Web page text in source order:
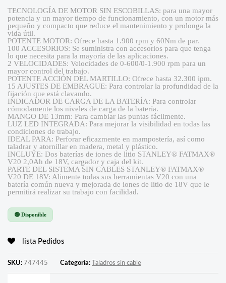
TECNOLOGÍA DE MOTOR SIN ESCOBILLAS: para una mayor
potencia y un mayor tiempo de funcionamiento, con un motor más
pequeño y compacto que reduce el mantenimiento y prolonga la
vida útil.
POTENTE MOTOR: Ofrece hasta 1.900 rpm y 60Nm de par.
100 ACCESORIOS: Se suministra con accesorios para que tenga
lo que necesita para la mayoría de las aplicaciones.
2 VELOCIDADES: Velocidades de 0-600/0-1.900 rpm para un
mayor control del trabajo.
POTENTE ACCIÓN DEL MARTILLO: Ofrece hasta 32.300 ipm.
15 AJUSTES DE EMBRAGUE: Para controlar la profundidad de la
fijación que está clavando.
INDICADOR DE CARGA DE LA BATERÍA: Para controlar
cómodamente los niveles de carga de la batería.
MANGO DE 13mm: Para cambiar las puntas fácilmente.
LUZ LED INTEGRADA: Para mejorar la visibilidad en todas las
condiciones de trabajo.
IDEAL PARA: Perforar eficazmente en mampostería, así como
taladrar y atornillar en madera, metal y plástico.
INCLUYE: Dos baterías de iones de litio STANLEY® FATMAX®
V20 2,0Ah de 18V, cargador y caja del kit.
PARTE DEL SISTEMA SIN CABLES STANLEY® FATMAX®
V20 DE 18V: Alimente todas sus herramientas V20 con una
batería común nueva y mejorada de iones de litio de 18V que le
permitirá realizar su trabajo con facilidad.
🟢 Disponible
lista Pedidos
SKU: 747445 Categoría: Taladros sin cable